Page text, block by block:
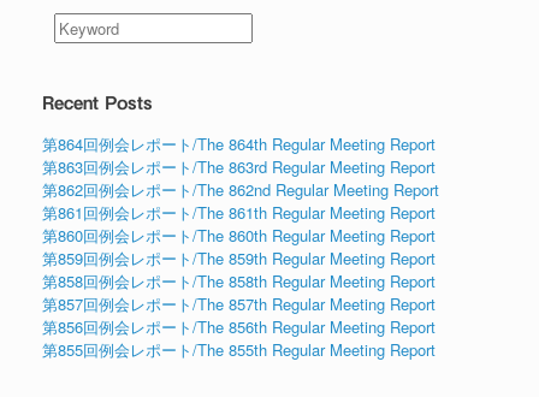
Recent Posts
第864回例会レポート/The 864th Regular Meeting Report
第863回例会レポート/The 863rd Regular Meeting Report
第862回例会レポート/The 862nd Regular Meeting Report
第861回例会レポート/The 861th Regular Meeting Report
第860回例会レポート/The 860th Regular Meeting Report
第859回例会レポート/The 859th Regular Meeting Report
第858回例会レポート/The 858th Regular Meeting Report
第857回例会レポート/The 857th Regular Meeting Report
第856回例会レポート/The 856th Regular Meeting Report
第855回例会レポート/The 855th Regular Meeting Report